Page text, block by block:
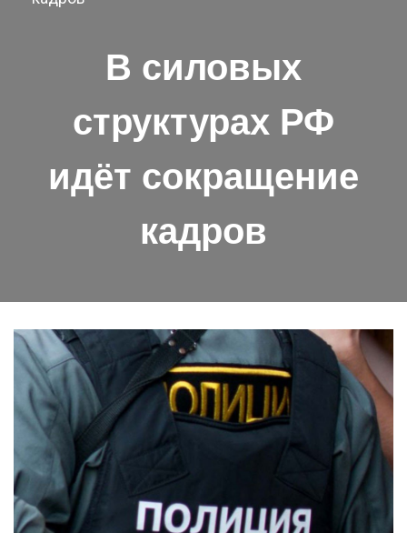
В силовых
структурах РФ
идёт сокращение
кадров